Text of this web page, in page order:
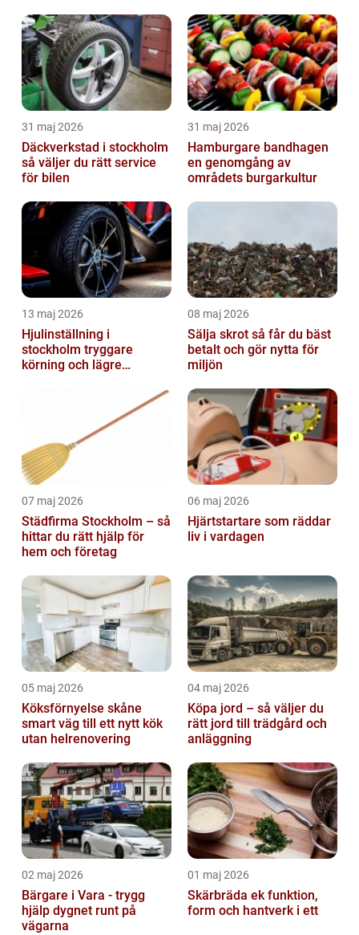
31 maj 2026
Däckverkstad i stockholm
så väljer du rätt service
för bilen
31 maj 2026
Hamburgare bandhagen
en genomgång av
områdets burgarkultur
13 maj 2026
Hjulinställning i
stockholm tryggare
körning och lägre
08 maj 2026
Sälja skrot så får du bäst
betalt och gör nytta för
miljön
07 maj 2026
Städfirma Stockholm – så
hittar du rätt hjälp för
hem och företag
06 maj 2026
Hjärtstartare som räddar
liv i vardagen
05 maj 2026
Köksförnyelse skåne
smart väg till ett nytt kök
utan helrenovering
04 maj 2026
Köpa jord – så väljer du
rätt jord till trädgård och
anläggning
02 maj 2026
Bärgare i Vara - trygg
hjälp dygnet runt på
vägarna
01 maj 2026
Skärbräda ek funktion,
form och hantverk i ett